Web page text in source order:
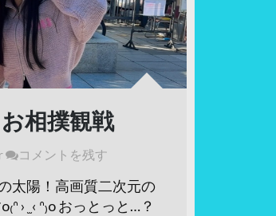
相撲観戦
コメントを残す
太陽！高画質二次元の
› ̫ ‹ ᐢ₎o おっとっと…？